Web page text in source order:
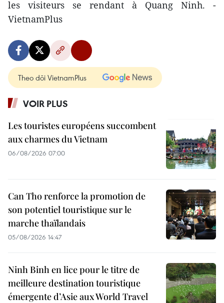
les visiteurs se rendant à Quang Ninh. -
VietnamPlus
Theo dõi VietnamPlus
VOIR PLUS
Les touristes européens succombent
aux charmes du Vietnam
06/08/2026 07:00
Can Tho renforce la promotion de
son potentiel touristique sur le
marche thaïlandais
05/08/2026 14:47
Ninh Binh en lice pour le titre de
meilleure destination touristique
émergente d’Asie aux World Travel